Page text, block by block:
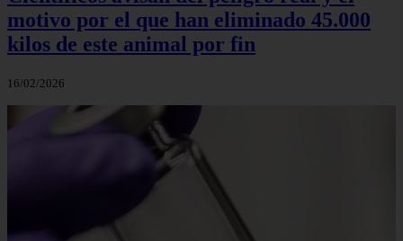
motivo por el que han eliminado 45.000
kilos de este animal por fin
16/02/2026